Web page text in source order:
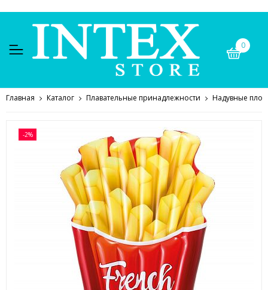
0
Главная Каталог Плавательные принадлежности Надувные
-2%